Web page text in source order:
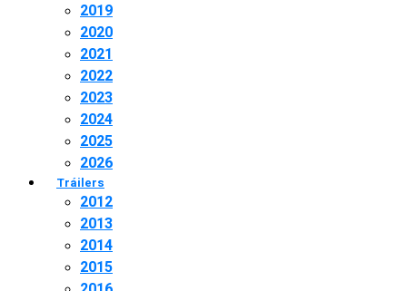
2019
2020
2021
2022
2023
2024
2025
2026
Tráilers
2012
2013
2014
2015